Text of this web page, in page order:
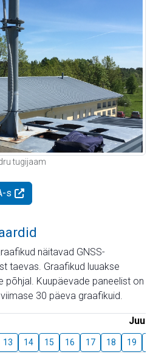
tugijaam
s
näitavad GNSS-
taevas. Graafikud luuakse
Kuupäevade paneelist on
30 päeva graafikuid.
Juuli
13 14 15 16 17 18 19